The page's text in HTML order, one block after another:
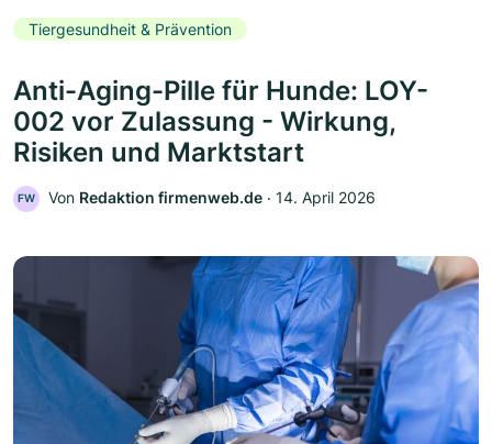
Tiergesundheit & Prävention
Anti-Aging-Pille für Hunde: LOY-
002 vor Zulassung - Wirkung,
Risiken und Marktstart
FW Von Redaktion firmenweb.de ‧ 14. April 2026